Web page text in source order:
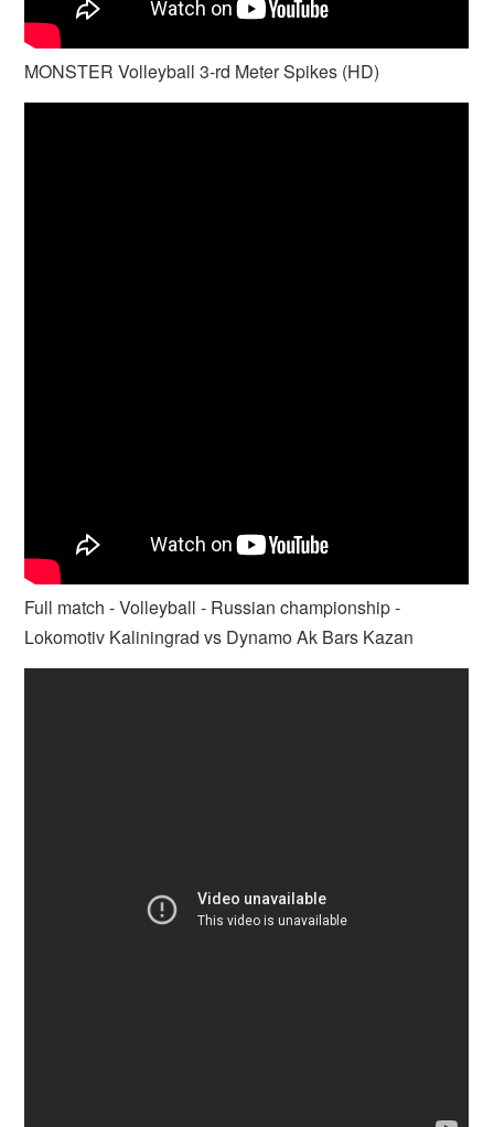
MONSTER Volleyball 3-rd Meter Spikes (HD)
Full match - Volleyball - Russian championship -
Lokomotiv Kaliningrad vs Dynamo Ak Bars Kazan